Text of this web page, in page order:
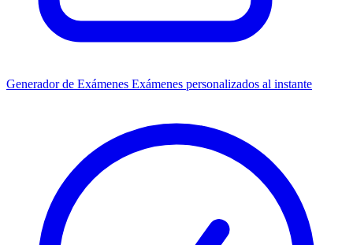
Generador de Exámenes Exámenes personalizados al instante